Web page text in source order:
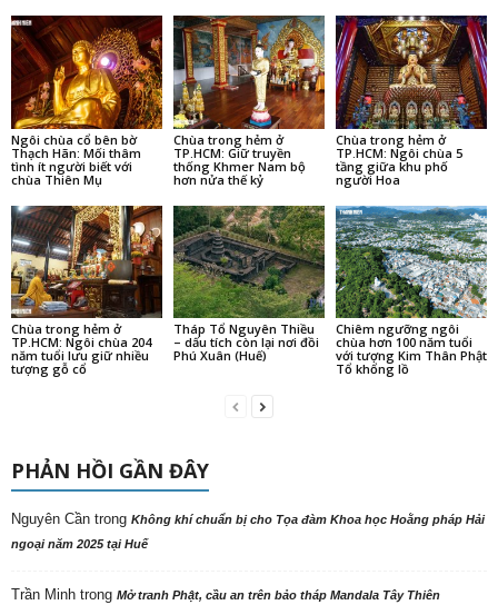
Ngôi chùa cổ bên bờ
Thạch Hãn: Mối thâm
tình ít người biết với
chùa Thiên Mụ
Chùa trong hẻm ở
TP.HCM: Giữ truyền
thống Khmer Nam bộ
hơn nửa thế kỷ
Chùa trong hẻm ở
TP.HCM: Ngôi chùa 5
tầng giữa khu phố
người Hoa
Chùa trong hẻm ở
TP.HCM: Ngôi chùa 204
năm tuổi lưu giữ nhiều
tượng gỗ cổ
Tháp Tổ Nguyên Thiều
– dấu tích còn lại nơi đồi
Phú Xuân (Huế)
Chiêm ngưỡng ngôi
chùa hơn 100 năm tuổi
với tượng Kim Thân Phật
Tổ khổng lồ
PHẢN HỒI GẦN ĐÂY
Nguyên Cần trong Không khí chuẩn bị cho Tọa đàm Khoa học Hoằng pháp Hải
ngoại năm 2025 tại Huế
Trần Minh trong Mở tranh Phật, cầu an trên bảo tháp Mandala Tây Thiên